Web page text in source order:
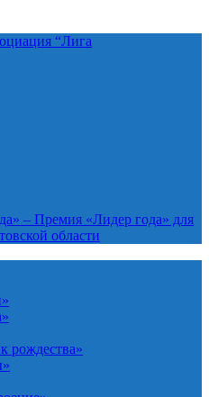
“Лига
– Премия «Лидер года» для
области
рождества»